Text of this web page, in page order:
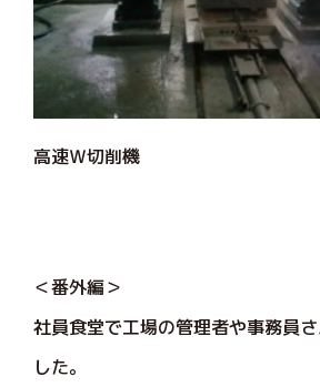
高速Ｗ切削機
＜番外編＞
社員食堂で工場の管理者や事務員
した。